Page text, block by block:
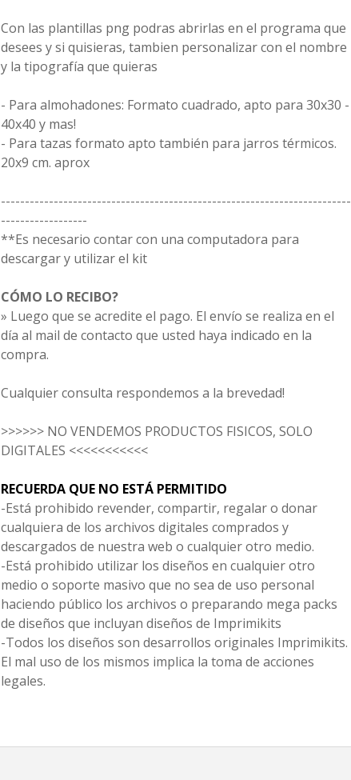
Con las plantillas png podras abrirlas en el programa que
desees y si quisieras, tambien personalizar con el nombre
y la tipografía que quieras
- Para almohadones: Formato cuadrado, apto para 30x30 -
40x40 y mas!
- Para tazas formato apto también para jarros térmicos.
20x9 cm. aprox
-------------------------------------------------------------------------
------------------
**Es necesario contar con una computadora para
descargar y utilizar el kit
CÓMO LO RECIBO?
» Luego que se acredite el pago. El envío se realiza en el
día al mail de contacto que usted haya indicado en la
compra.
Cualquier consulta respondemos a la brevedad!
>>>>>> NO VENDEMOS PRODUCTOS FISICOS, SOLO
DIGITALES <<<<<<<<<<<
RECUERDA QUE NO ESTÁ PERMITIDO
-Está prohibido revender, compartir, regalar o donar
cualquiera de los archivos digitales comprados y
descargados de nuestra web o cualquier otro medio.
-Está prohibido utilizar los diseños en cualquier otro
medio o soporte masivo que no sea de uso personal
haciendo público los archivos o preparando mega packs
de diseños que incluyan diseños de Imprimikits
-Todos los diseños son desarrollos originales Imprimikits.
El mal uso de los mismos implica la toma de acciones
legales.